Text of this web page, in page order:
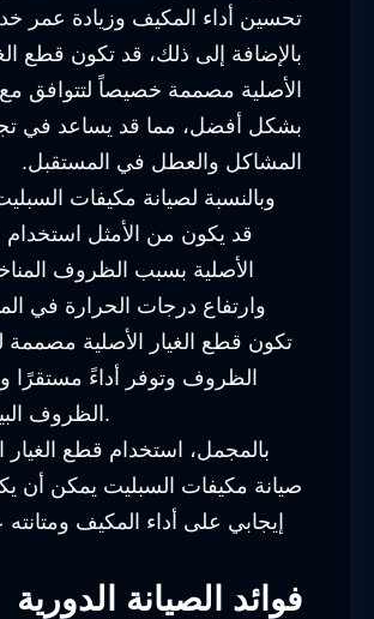
تحسين أداء المكيف وزيادة عمر
بالإضافة إلى ذلك، قد تكون قطع
الأصلية مصممة خصيصاً لتتوافق
بشكل أفضل، مما قد يساعد في
المشاكل والعطل في المستقبل.
وبالنسبة لصيانة مكيفات
قد يكون من الأمثل استخدام
الأصلية بسبب الظروف
وارتفاع درجات الحرارة في
تكون قطع الغيار الأصلية
الظروف وتوفر أداءً مستقرًا
الظروف البيئية الصعبة.
بالمجمل، استخدام قطع الغيار
صيانة مكيفات السبليت يمكن أن
إيجابي على أداء المكيف
فوائد الصيانة الدورية